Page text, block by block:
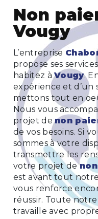
non paiement à
Vougy
L’entreprise
propose ses
habitez àVougy.
expérience et d’un
mettons tout en
Nous vous
projet denon
de vos besoins. Si
sommes à votre
transmettre les
votre projet de
est avant tout
vous renforce
réussir. Toute
travaille avec